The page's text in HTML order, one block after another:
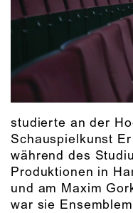
studierte an der
Schauspielkunst
während des
Produktionen in
und am Maxim
war sie